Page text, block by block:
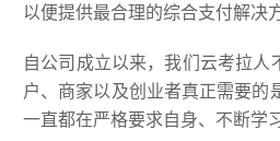
以便提供最合理的综合支付解决
自公司成立以来，我们云考拉
户、商家以及创业者真正需要的
一直都在严格要求自身、不断学